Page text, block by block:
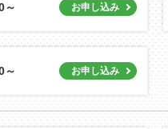
～
～